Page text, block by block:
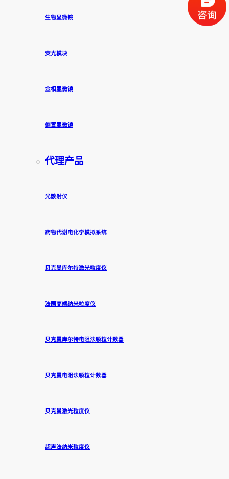
生物显微镜
荧光模块
金相显微镜
倒置显微镜
代理产品
光散射仪
药物代谢电化学模拟系统
贝克曼库尔特激光粒度仪
法国高端纳米粒度仪
贝克曼库尔特电阻法颗粒计数器
贝克曼电阻法颗粒计数器
贝克曼激光粒度仪
超声法纳米粒度仪